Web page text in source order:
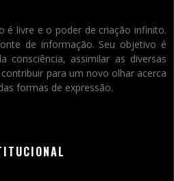
é livre e o poder de criação infinito.
de informação. Seu objetivo é
consciência, assimilar as diversas
para um novo olhar acerca
formas de expressão.